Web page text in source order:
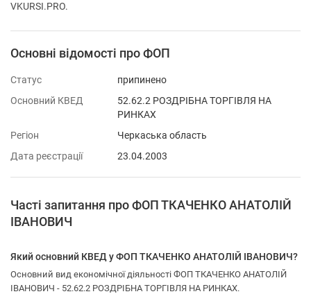
VKURSI.PRO.
Основні відомості про ФОП
Статус
припинено
Основний КВЕД
52.62.2 РОЗДРІБНА ТОРГІВЛЯ НА
РИНКАХ
Регіон
Черкаська область
Дата реєстрації
23.04.2003
Часті запитання про ФОП ТКАЧЕНКО АНАТОЛІЙ
ІВАНОВИЧ
Який основний КВЕД у ФОП ТКАЧЕНКО АНАТОЛІЙ ІВАНОВИЧ?
Основний вид економічної діяльності ФОП ТКАЧЕНКО АНАТОЛІЙ
ІВАНОВИЧ - 52.62.2 РОЗДРІБНА ТОРГІВЛЯ НА РИНКАХ.